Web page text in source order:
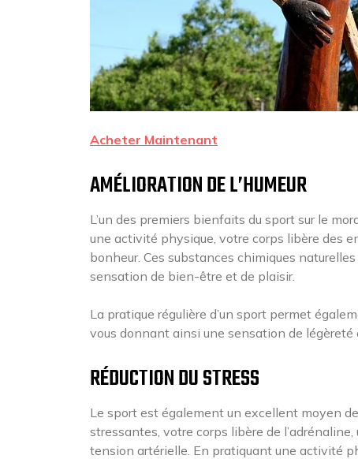
Acheter Maintenant
AMÉLIORATION DE L’HUMEUR
L’un des premiers bienfaits du sport sur le
une activité physique, votre corps libère des
bonheur. Ces substances chimiques
sensation de bien-être et de plaisir.
La pratique régulière d’un sport permet
vous donnant ainsi une sensation de légèreté
RÉDUCTION DU STRESS
Le sport est également un excellent moyen
stressantes, votre corps libère de
tension artérielle. En pratiquant une activité